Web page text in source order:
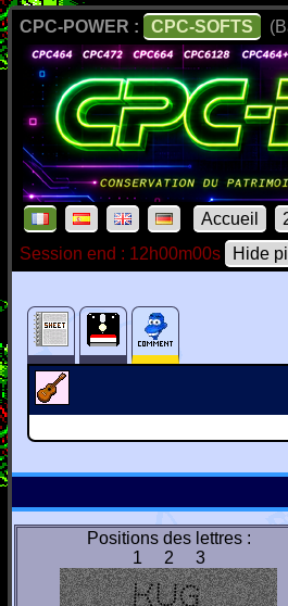
CPC-POWER : CPC-SOFTS
Accueil
Session end : 12h00m00s
Hide
Positions des lettres :
1 2 3